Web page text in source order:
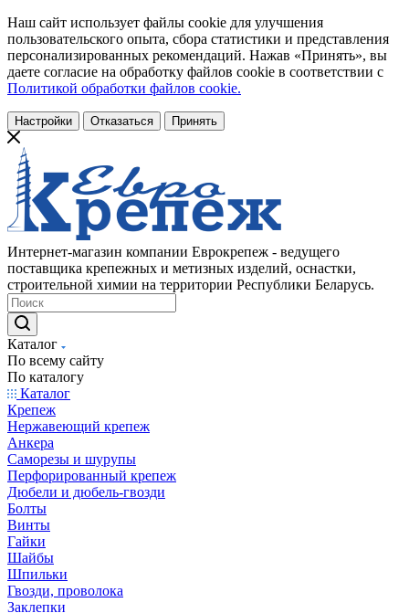
Наш сайт использует файлы cookie для улучшения
пользовательского опыта, сбора статистики и представления
персонализированных рекомендаций. Нажав «Принять», вы
даете согласие на обработку файлов cookie в соответствии с
Политикой обработки файлов cookie.
Настройки Отказаться Принять
Интернет-магазин компании Еврокрепеж - ведущего
поставщика крепежных и метизных изделий, оснастки,
строительной химии на территории Республики Беларусь.
Каталог
По всему сайту
По каталогу
Каталог
Крепеж
Нержавеющий крепеж
Анкера
Саморезы и шурупы
Перфорированный крепеж
Дюбели и дюбель-гвозди
Болты
Винты
Гайки
Шайбы
Шпильки
Гвозди, проволока
Заклепки